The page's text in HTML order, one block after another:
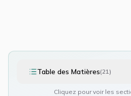
Table des Matières(21)
Cliquez pour voir les